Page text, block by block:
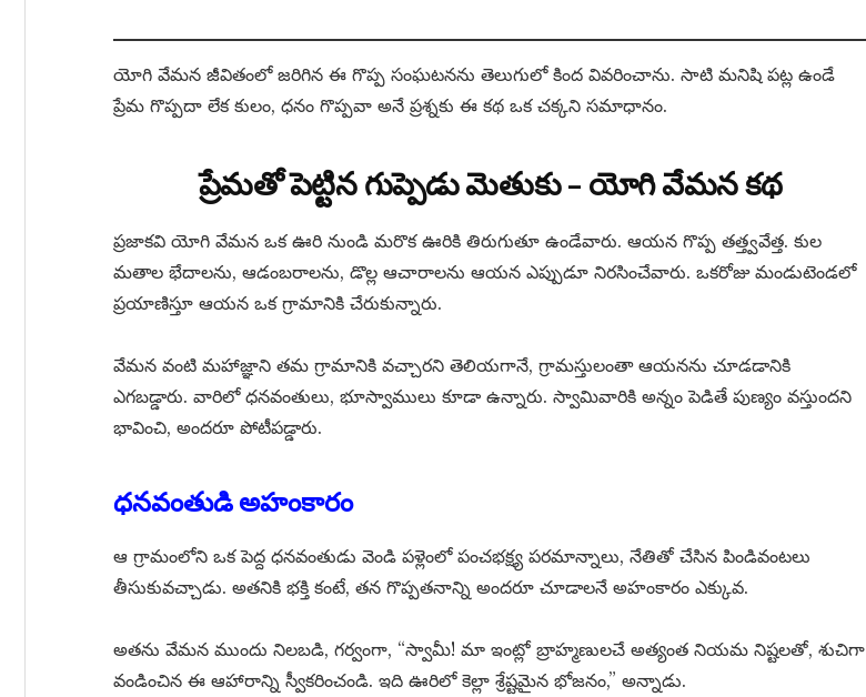
యోగి వేమన జీవితంలో జరిగిన ఈ గొప్ప సంఘటనను తెలుగులో కింద వివరించాను. సాటి మనిషి పట్ల ఉండే
ప్రేమ గొప్పదా లేక కులం, ధనం గొప్పవా అనే ప్రశ్నకు ఈ కథ ఒక చక్కని సమాధానం.
ప్రేమతో పెట్టిన గుప్పెడు మెతుకు – యోగి వేమన కథ
ప్రజాకవి యోగి వేమన ఒక ఊరి నుండి మరొక ఊరికి తిరుగుతూ ఉండేవారు. ఆయన గొప్ప తత్త్వవేత్త. కుల
మతాల భేదాలను, ఆడంబరాలను, డొల్ల ఆచారాలను ఆయన ఎప్పుడూ నిరసించేవారు. ఒకరోజు మండుటెండలో
ప్రయాణిస్తూ ఆయన ఒక గ్రామానికి చేరుకున్నారు.
వేమన వంటి మహాజ్ఞాని తమ గ్రామానికి వచ్చారని తెలియగానే, గ్రామస్తులంతా ఆయనను చూడడానికి
ఎగబడ్డారు. వారిలో ధనవంతులు, భూస్వాములు కూడా ఉన్నారు. స్వామివారికి అన్నం పెడితే పుణ్యం వస్తుందని
భావించి, అందరూ పోటీపడ్డారు.
ధనవంతుడి అహంకారం
ఆ గ్రామంలోని ఒక పెద్ద ధనవంతుడు వెండి పళ్లెంలో పంచభక్ష్య పరమాన్నాలు, నేతితో చేసిన పిండివంటలు
తీసుకువచ్చాడు. అతనికి భక్తి కంటే, తన గొప్పతనాన్ని అందరూ చూడాలనే అహంకారం ఎక్కువ.
అతను వేమన ముందు నిలబడి, గర్వంగా, “స్వామీ! మా ఇంట్లో బ్రాహ్మణులచే అత్యంత నియమ నిష్టలతో, శుచిగా
వండించిన ఈ ఆహారాన్ని స్వీకరించండి. ఇది ఊరిలో కెల్లా శ్రేష్టమైన భోజనం,” అన్నాడు.